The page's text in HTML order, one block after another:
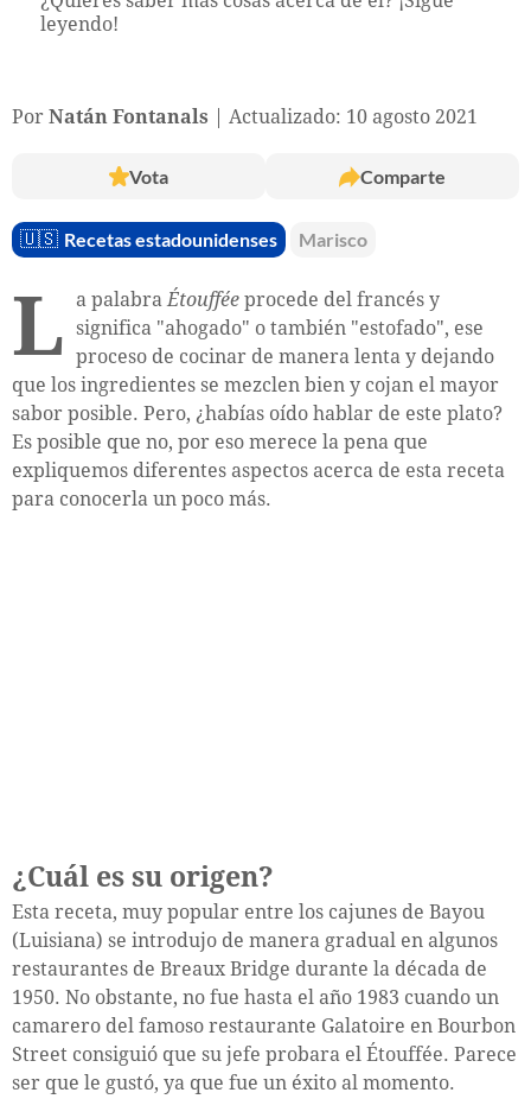
leyendo!
Por Natán Fontanals Actualizado: 10 agosto 2021
Vota Comparte
🇺🇸 Recetas estadounidenses Marisco
L a palabraÉtouffée procede del francés y
significa "ahogado" o también "estofado", ese
proceso de cocinar de manera lenta y dejando
que los ingredientes se mezclen bien y cojan el mayor
sabor posible. Pero, ¿habías oído hablar de este plato?
Es posible que no, por eso merece la pena que
expliquemos diferentes aspectos acerca de esta receta
para conocerla un poco más.
¿Cuál es su origen?
Esta receta, muy popular entre los cajunes de Bayou
(Luisiana) se introdujo de manera gradual en algunos
restaurantes de Breaux Bridge durante la década de
1950. No obstante, no fue hasta el año 1983 cuando un
camarero del famoso restaurante Galatoire en Bourbon
Street consiguió que su jefe probara el Étouffée. Parece
ser que le gustó, ya que fue un éxito al momento.